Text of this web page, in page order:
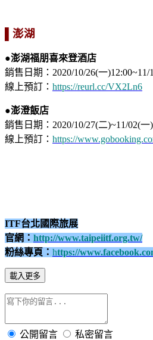
▌澎湖
●澎湖福朋喜來登酒店
銷售日期：2020/10/26(一)12:00~11/
線上預訂： https://reurl.cc/VX2Ln6
●澎澄飯店
銷售日期：2020/10/27(二)~11/02(一)
線上預訂： https://
ITF台北國際旅展
官網： http://www.taipeiitf.org.tw/
粉絲專頁： https://
載入更多
公開留言 私密留言